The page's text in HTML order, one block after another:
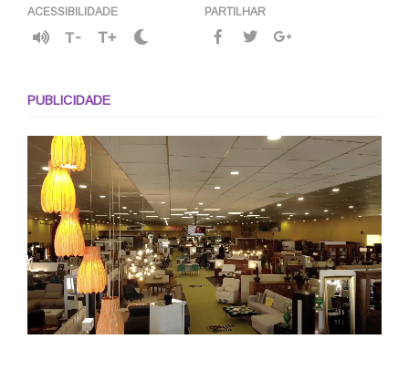
ACESSIBILIDADE
T- T+
PARTILHAR
PUBLICIDADE